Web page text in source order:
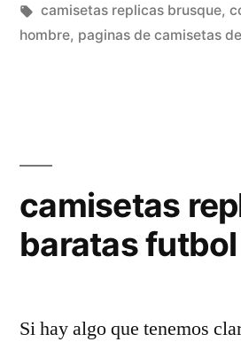
en
Etiquetas:
camisetas replicas brusque,
hombre, paginas de camisetas
camisetas
baratas futbol
Si hay algo que tenemos